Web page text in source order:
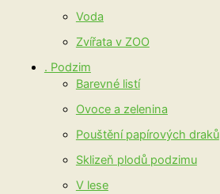
Voda
Zvířata v ZOO
. Podzim
Barevné listí
Ovoce a zelenina
Pouštění papírových draků
Sklizeň plodů podzimu
V lese